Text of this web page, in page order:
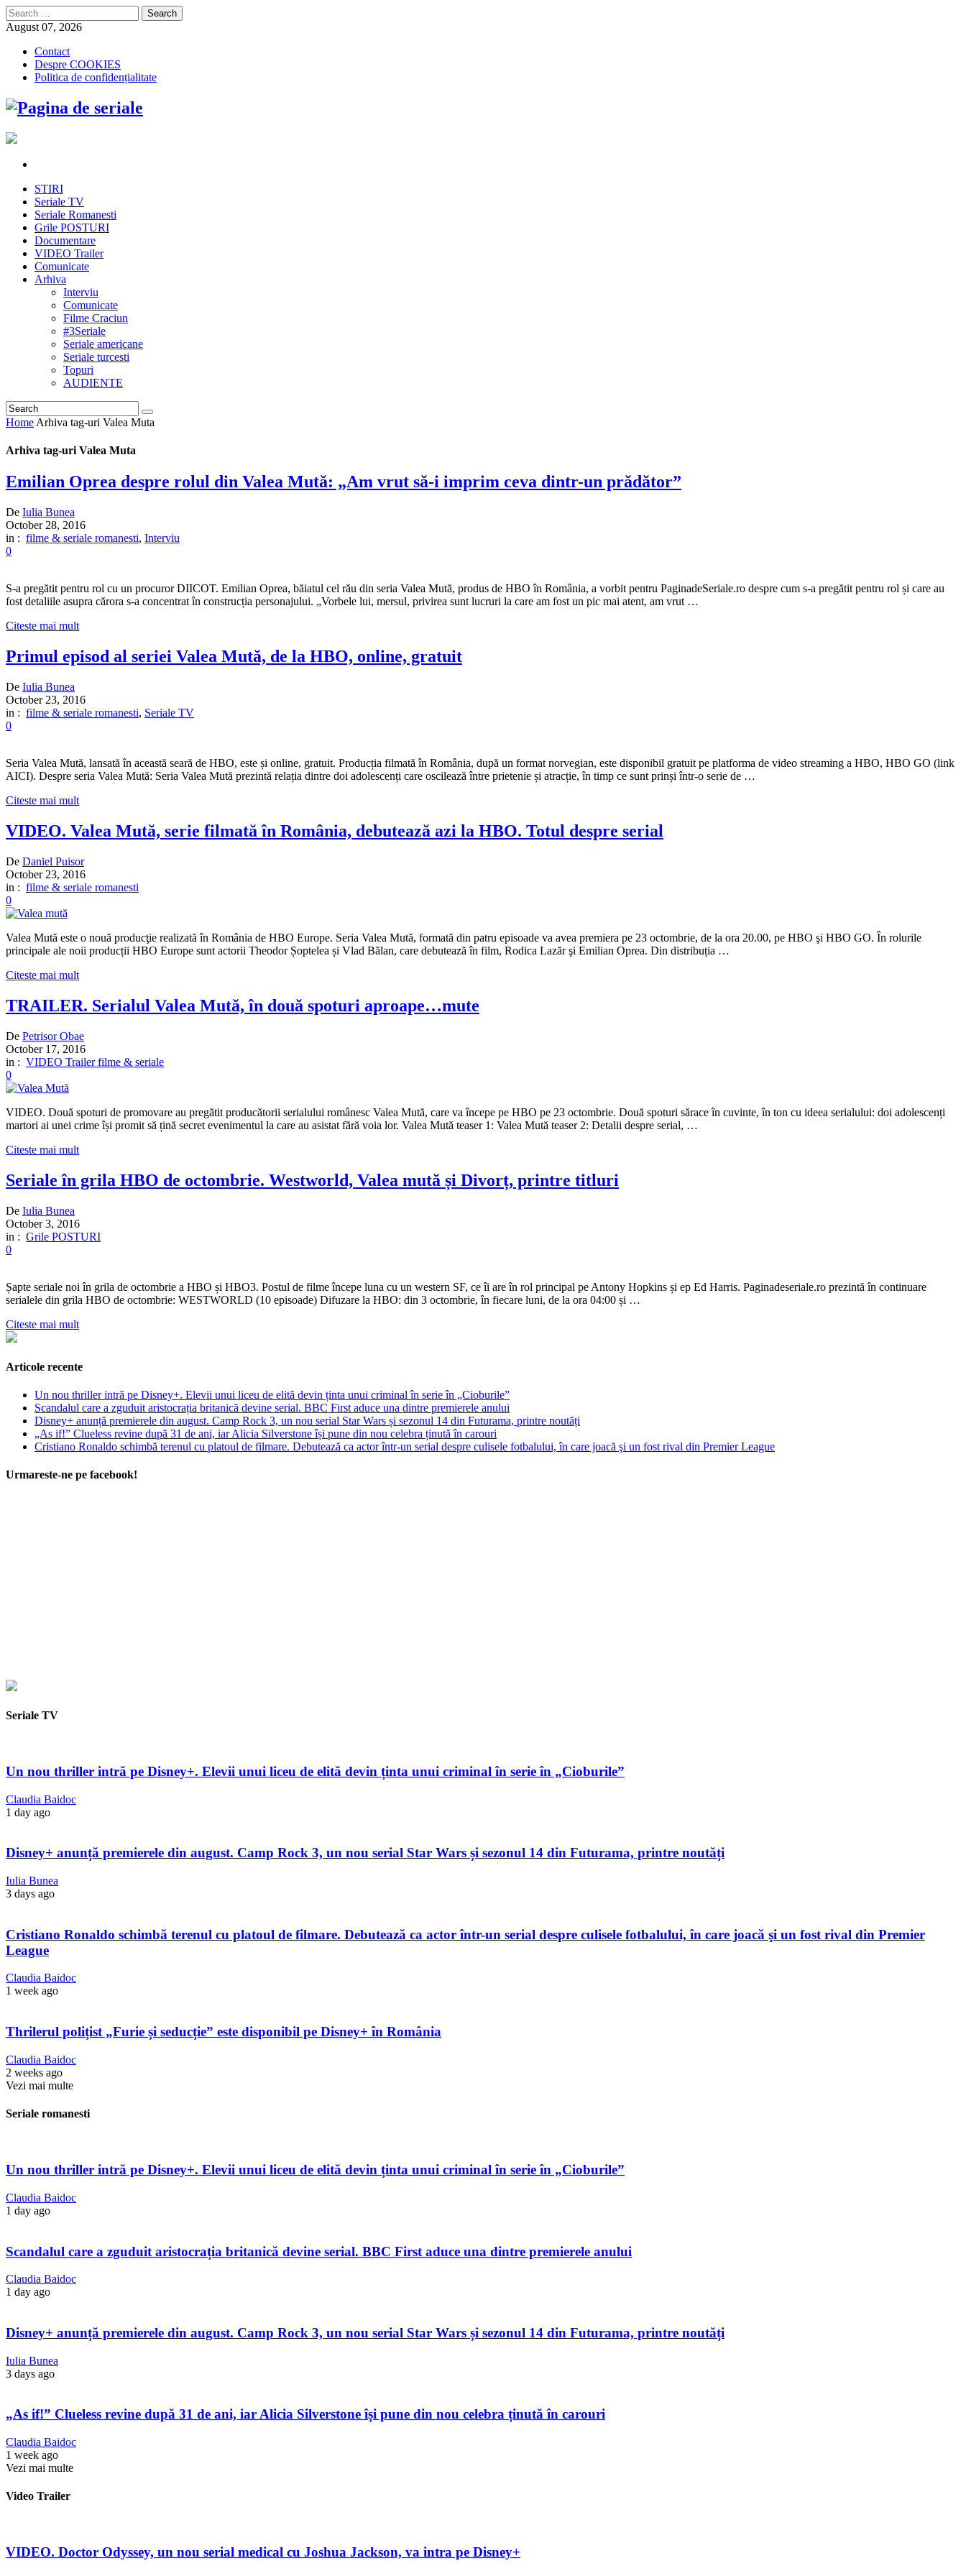
Search
for:
August 07, 2026
Contact
Despre COOKIES
Politica de confidențialitate
STIRI
Seriale TV
Seriale Romanesti
Grile POSTURI
Documentare
VIDEO Trailer
Comunicate
Arhiva
Interviu
Comunicate
Filme Craciun
#3Seriale
Seriale americane
Seriale turcesti
Topuri
AUDIENTE
Home Arhiva tag-uri Valea Muta
Arhiva tag-uri Valea Muta
Emilian Oprea despre rolul din Valea Mută: „Am vrut să-i imprim ceva dintr-un prădător”
De Iulia Bunea
October 28, 2016
in : filme & seriale romanesti, Interviu
0
S-a pregătit pentru rol cu un procuror DIICOT. Emilian Oprea, băiatul cel rău din seria Valea Mută, produs de HBO în România, a vorbit pentru PaginadeSeriale.ro despre cum s-a pregătit pentru rol și care au
fost detaliile asupra cărora s-a concentrat în construcția personajului. „Vorbele lui, mersul, privirea sunt lucruri la care am fost un pic mai atent, am vrut …
Citeste mai mult
Primul episod al seriei Valea Mută, de la HBO, online, gratuit
De Iulia Bunea
October 23, 2016
in : filme & seriale romanesti, Seriale TV
0
Seria Valea Mută, lansată în această seară de HBO, este și online, gratuit. Producția filmată în România, după un format norvegian, este disponibil gratuit pe platforma de video streaming a HBO, HBO GO (link
AICI). Despre seria Valea Mută: Seria Valea Mută prezintă relația dintre doi adolescenți care oscilează între prietenie și atracție, în timp ce sunt prinși într-o serie de …
Citeste mai mult
VIDEO. Valea Mută, serie filmată în România, debutează azi la HBO. Totul despre serial
De Daniel Puisor
October 23, 2016
in : filme & seriale romanesti
0
Valea Mută este o nouă producţie realizată în România de HBO Europe. Seria Valea Mută, formată din patru episoade va avea premiera pe 23 octombrie, de la ora 20.00, pe HBO şi HBO GO. În rolurile
principale ale noii producții HBO Europe sunt actorii Theodor Șoptelea și Vlad Bălan, care debutează în film, Rodica Lazăr şi Emilian Oprea. Din distribuția …
Citeste mai mult
TRAILER. Serialul Valea Mută, în două spoturi aproape…mute
De Petrisor Obae
October 17, 2016
in : VIDEO Trailer filme & seriale
0
VIDEO. Două spoturi de promovare au pregătit producătorii serialului românesc Valea Mută, care va începe pe HBO pe 23 octombrie. Două spoturi sărace în cuvinte, în ton cu ideea serialului: doi adolescenți
martori ai unei crime își promit să țină secret evenimentul la care au asistat fără voia lor. Valea Mută teaser 1: Valea Mută teaser 2: Detalii despre serial, …
Citeste mai mult
Seriale în grila HBO de octombrie. Westworld, Valea mută și Divorț, printre titluri
De Iulia Bunea
October 3, 2016
in : Grile POSTURI
0
Șapte seriale noi în grila de octombrie a HBO și HBO3. Postul de filme începe luna cu un western SF, ce îi are în rol principal pe Antony Hopkins și ep Ed Harris. Paginadeseriale.ro prezintă în continuare
serialele din grila HBO de octombrie: WESTWORLD (10 episoade) Difuzare la HBO: din 3 octombrie, în fiecare luni, de la ora 04:00 și …
Citeste mai mult
Articole recente
Un nou thriller intră pe Disney+. Elevii unui liceu de elită devin ținta unui criminal în serie în „Cioburile”
Scandalul care a zguduit aristocrația britanică devine serial. BBC First aduce una dintre premierele anului
Disney+ anunță premierele din august. Camp Rock 3, un nou serial Star Wars și sezonul 14 din Futurama, printre noutăți
„As if!” Clueless revine după 31 de ani, iar Alicia Silverstone își pune din nou celebra ținută în carouri
Cristiano Ronaldo schimbă terenul cu platoul de filmare. Debutează ca actor într-un serial despre culisele fotbalului, în care joacă şi un fost rival din Premier League
Urmareste-ne pe facebook!
Seriale TV
Un nou thriller intră pe Disney+. Elevii unui liceu de elită devin ținta unui criminal în serie în „Cioburile”
Claudia Baidoc
1 day ago
Disney+ anunță premierele din august. Camp Rock 3, un nou serial Star Wars și sezonul 14 din Futurama, printre noutăți
Iulia Bunea
3 days ago
Cristiano Ronaldo schimbă terenul cu platoul de filmare. Debutează ca actor într-un serial despre culisele fotbalului, în care joacă şi un fost rival din Premier
League
Claudia Baidoc
1 week ago
Thrilerul polițist „Furie și seducție” este disponibil pe Disney+ în România
Claudia Baidoc
2 weeks ago
Vezi mai multe
Seriale romanesti
Un nou thriller intră pe Disney+. Elevii unui liceu de elită devin ținta unui criminal în serie în „Cioburile”
Claudia Baidoc
1 day ago
Scandalul care a zguduit aristocrația britanică devine serial. BBC First aduce una dintre premierele anului
Claudia Baidoc
1 day ago
Disney+ anunță premierele din august. Camp Rock 3, un nou serial Star Wars și sezonul 14 din Futurama, printre noutăți
Iulia Bunea
3 days ago
„As if!” Clueless revine după 31 de ani, iar Alicia Silverstone își pune din nou celebra ținută în carouri
Claudia Baidoc
1 week ago
Vezi mai multe
Video Trailer
VIDEO. Doctor Odyssey, un nou serial medical cu Joshua Jackson, va intra pe Disney+